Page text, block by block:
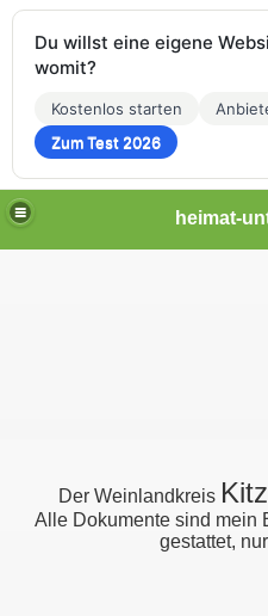
heimat-
Der Weinlandkreis
Alle Dokumente sind mein
gestattet,
Du willst eine eigene
womit?
Kostenlos starten
Zum Test 2026